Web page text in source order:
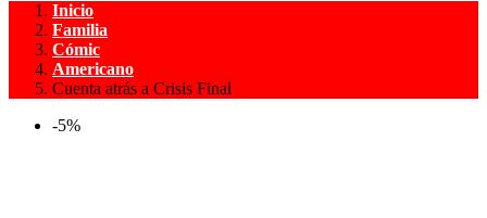
Inicio
Familia
Cómic
Americano
Cuenta atrás a Crisis Final
-5%